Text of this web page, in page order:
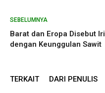
SEBELUMNYA
Barat dan Eropa Disebut Iri
dengan Keunggulan Sawit
TERKAIT DARI PENULIS